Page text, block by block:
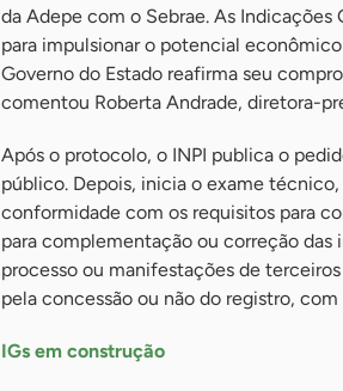
da Adepe com o Sebrae. As
para impulsionar o potencial
Governo do Estado reafirma seu
comentou Roberta Andrade, diretora-
Após o protocolo, o INPI publica o
público. Depois, inicia o exame
conformidade com os requisitos para
para complementação ou correção
processo ou manifestações de
pela concessão ou não do registro,
IGs em construção